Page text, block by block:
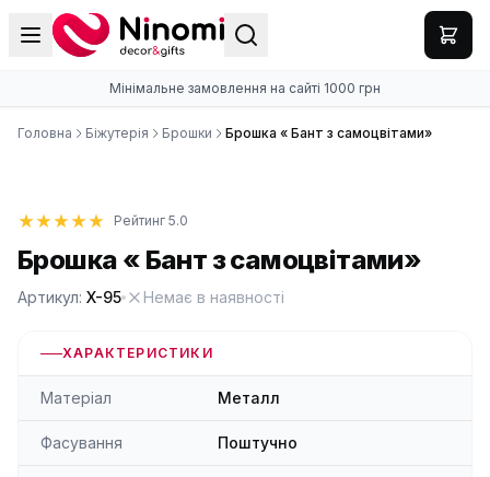
Мінімальне замовлення на сайті 1000 грн
Головна Біжутерія Брошки Брошка « Бант з самоцвітами»
Рейтинг 5.0
Брошка « Бант з самоцвітами»
Артикул: X-95 Немає в наявності
ХАРАКТЕРИСТИКИ
Матеріал Металл
Фасування Поштучно